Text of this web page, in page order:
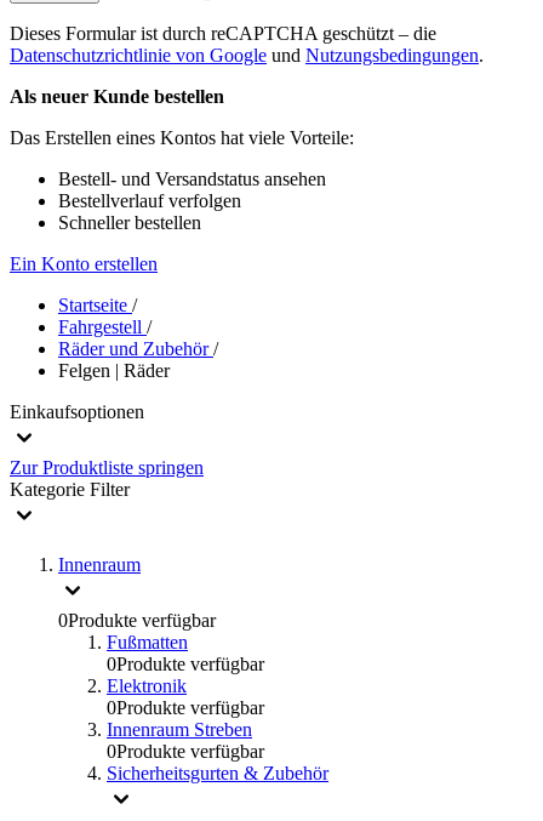
Dieses Formular ist durch reCAPTCHA geschützt – die
Datenschutzrichtlinie von Google und Nutzungsbedingungen.
Als neuer Kunde bestellen
Das Erstellen eines Kontos hat viele Vorteile:
Bestell- und Versandstatus ansehen
Bestellverlauf verfolgen
Schneller bestellen
Ein Konto erstellen
Startseite /
Fahrgestell /
Räder und Zubehör/
Felgen | Räder
Einkaufsoptionen
Zur Produktliste springen
Kategorie Filter
Innenraum
0Produkte verfügbar
Fußmatten
0Produkte verfügbar
Elektronik
0Produkte verfügbar
Innenraum Streben
0Produkte verfügbar
Sicherheitsgurten & Zubehör